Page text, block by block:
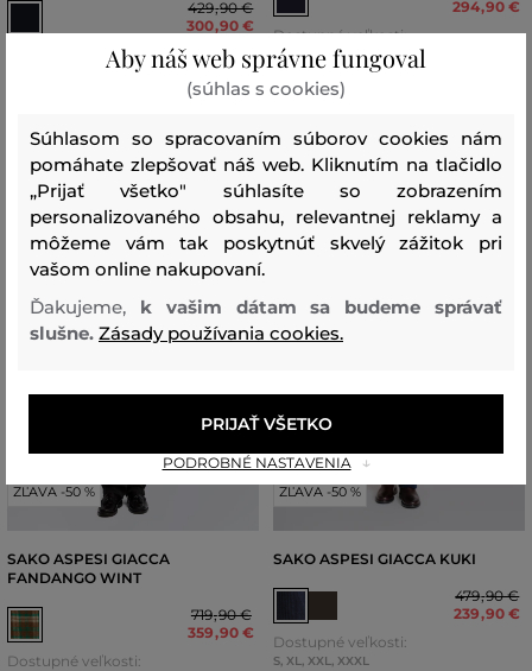
429,90 €
300,90 €
Dostupné veľkosti:
294,90 €
Dostupné veľkosti:
S, M, L, XXL, XXXL
ZĽAVA -50 %
SAKO ASPESI GIACCA
FANDANGO WINT
719,90 €
359,90 €
Dostupné veľkosti:
ZĽAVA -50 %
SAKO ASPESI GIACCA KUKI
479,90 €
239,90 €
Dostupné veľkosti:
S, XL, XXL, XXXL
Aby náš web správne fungoval
(súhlas s cookies)
Súhlasom so spracovaním súborov cookies nám
pomáhate zlepšovať náš web. Kliknutím na tlačidlo
„Prijať všetko" súhlasíte so zobrazením
personalizovaného obsahu, relevantnej reklamy a
môžeme vám tak poskytnúť skvelý zážitok pri
vašom online nakupovaní.
Ďakujeme, k vašim dátam sa budeme správať
slušne. Zásady používania cookies.
PODROBNÉ NASTAVENIA
PRIJAŤ VŠETKO